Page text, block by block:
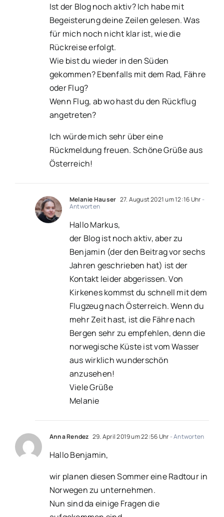
Ist der Blog noch aktiv? Ich habe mit
Begeisterung deine Zeilen gelesen. Was
für mich noch nicht klar ist, wie die
Rückreise erfolgt.
Wie bist du wieder in den Süden
gekommen? Ebenfalls mit dem Rad, Fähre
oder Flug?
Wenn Flug, ab wo hast du den Rückflug
angetreten?
Ich würde mich sehr über eine
Rückmeldung freuen. Schöne Grüße aus
Österreich!
Melanie Hauser 27. August 2021 um 12:16 Uhr-
Antworten
Hallo Markus,
der Blog ist noch aktiv, aber zu
Benjamin (der den Beitrag vor sechs
Jahren geschrieben hat) ist der
Kontakt leider abgerissen. Von
Kirkenes kommst du schnell mit dem
Flugzeug nach Österreich. Wenn du
mehr Zeit hast, ist die Fähre nach
Bergen sehr zu empfehlen, denn die
norwegische Küste ist vom Wasser
aus wirklich wunderschön
anzusehen!
Viele Grüße
Melanie
Anna Rendez 29. April 2019 um 22:56 Uhr- Antworten
Hallo Benjamin,
wir planen diesen Sommer eine Radtour in
Norwegen zu unternehmen.
Nun sind da einige Fragen die